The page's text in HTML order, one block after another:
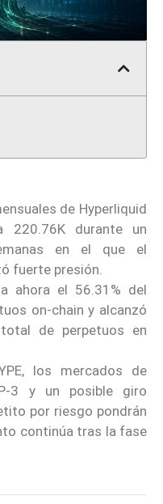
de Hyperliquid
220.76K durante un
en el que el
fuerte presión.
ahora el 56.31% del
on-chain y alcanzó
de perpetuos en
los mercados de
3 y un posible giro
por riesgo pondrán
continúa tras la fase